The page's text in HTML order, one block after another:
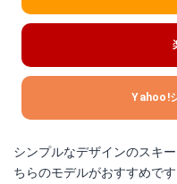
Yahoo!
シンプルなデザインのスキ
ちらのモデルがおすすめで